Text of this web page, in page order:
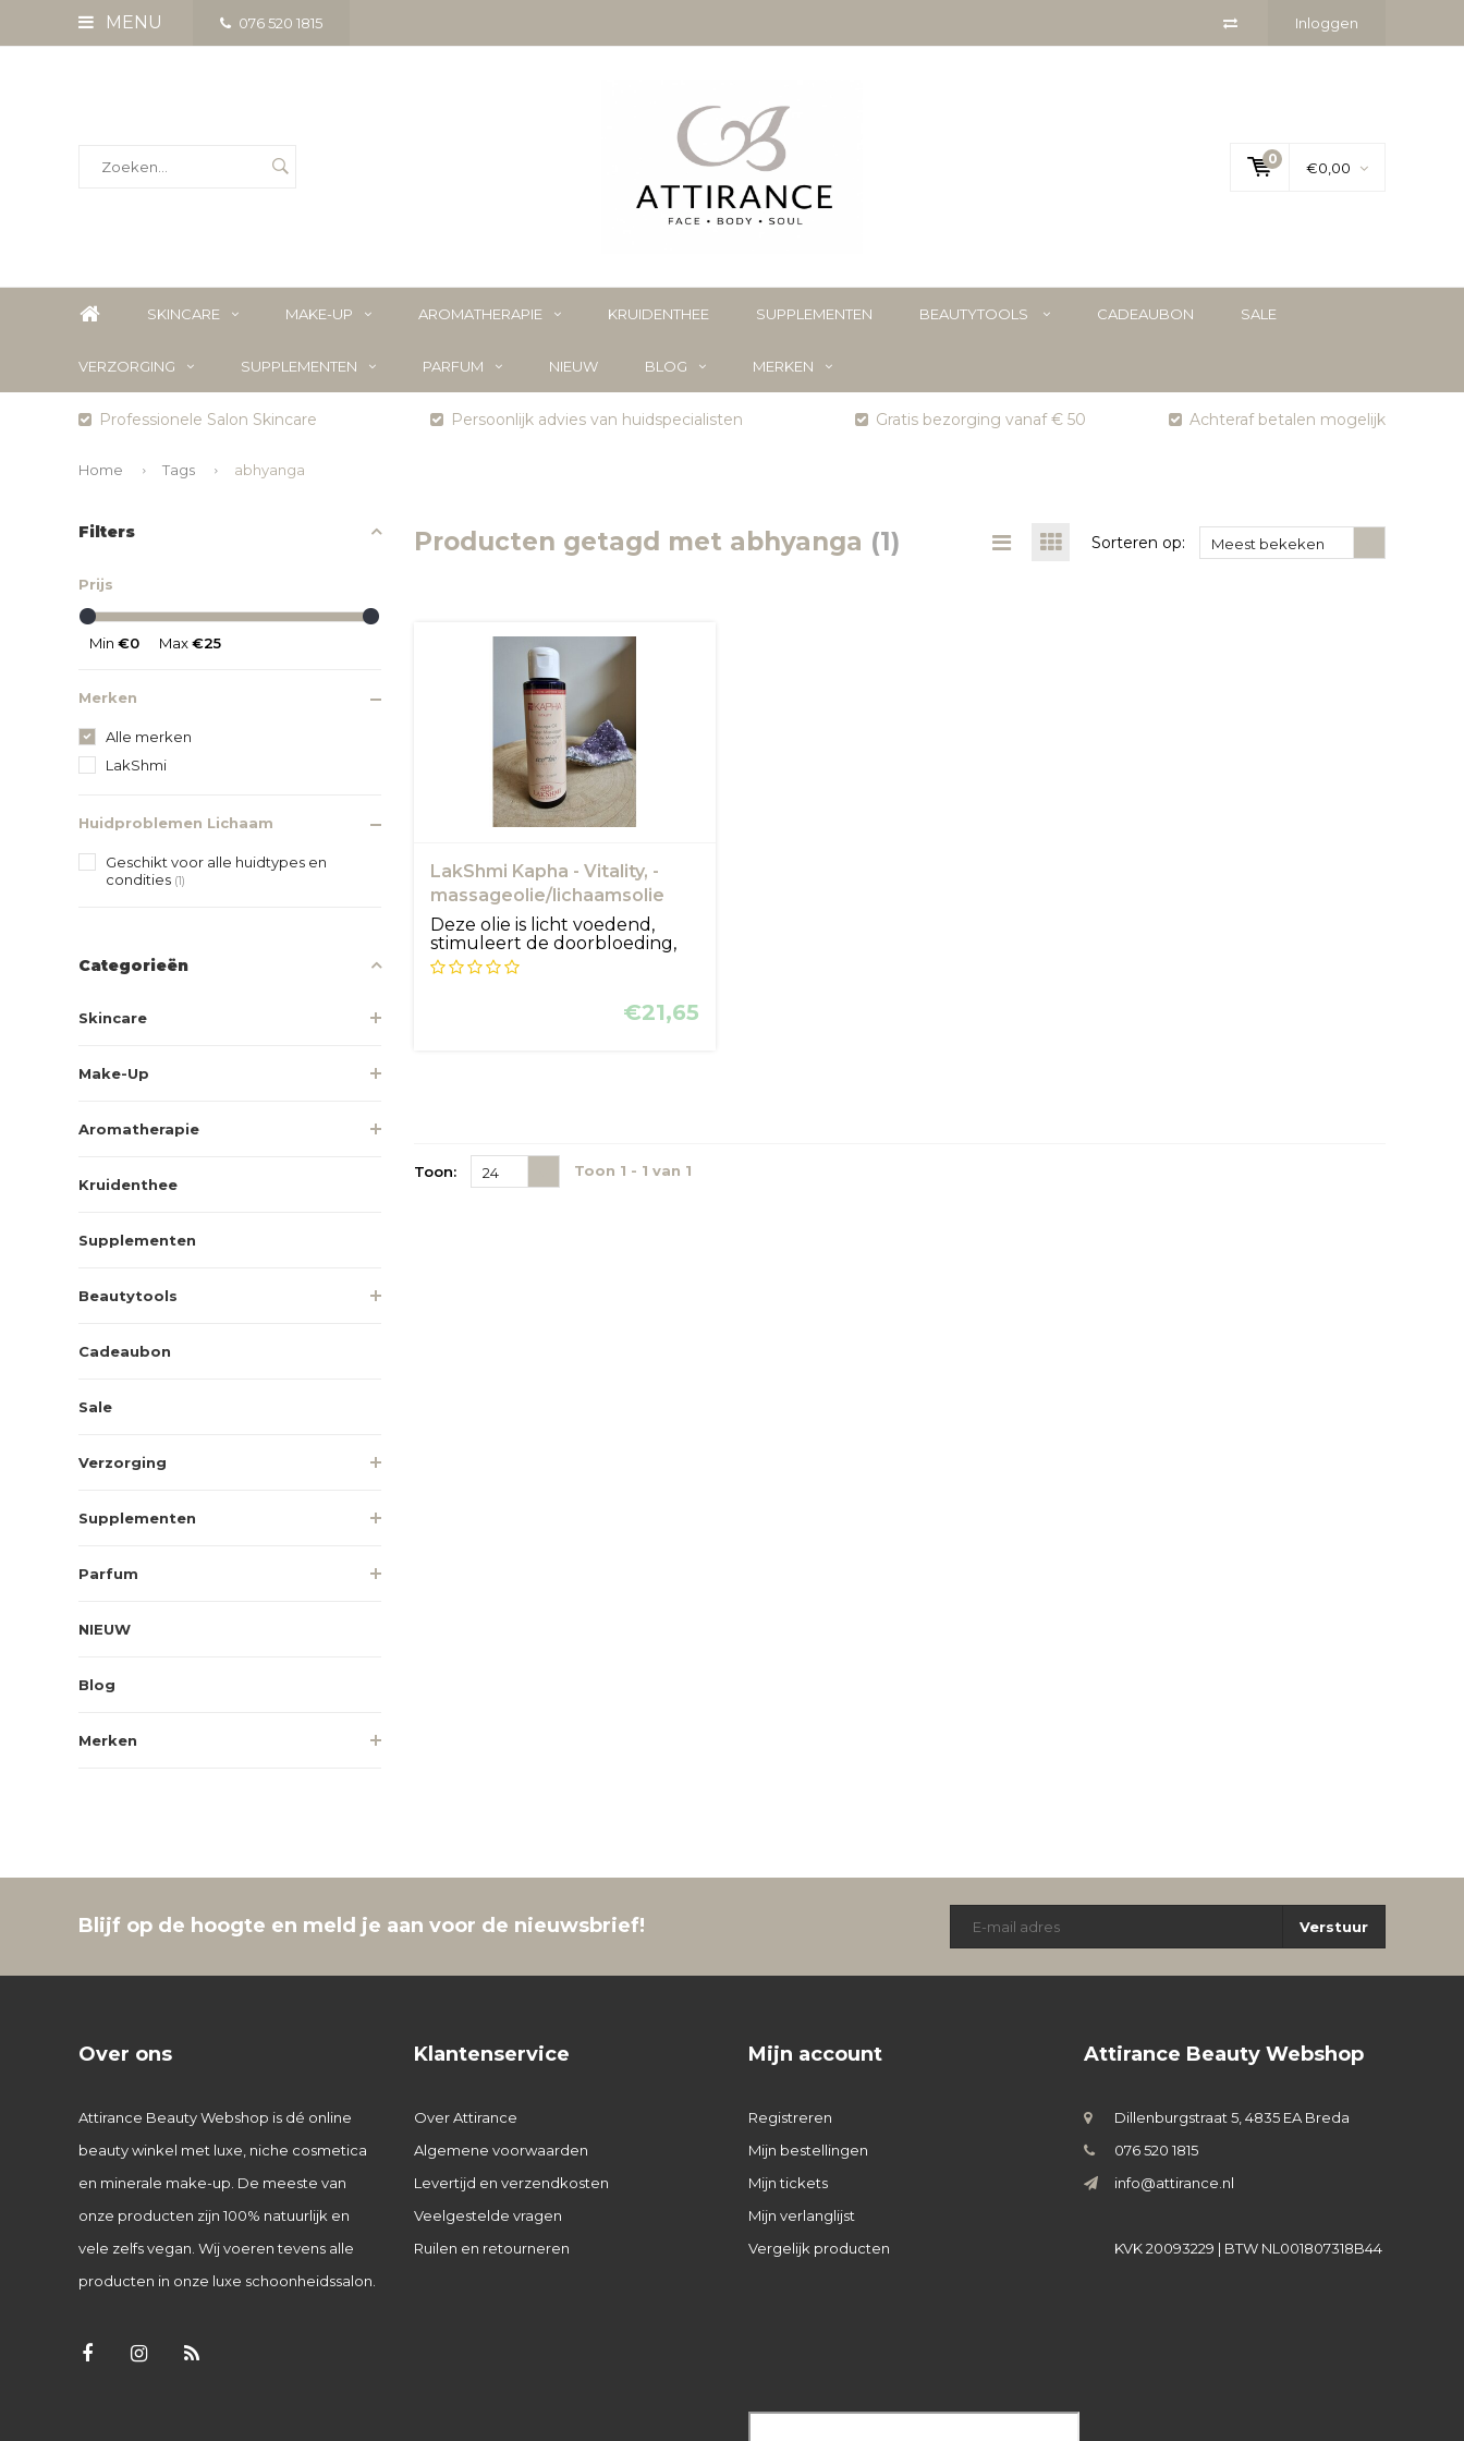
MENU 076 520 1815 Inloggen
0
€0,00
SKINCARE MAKE-UP AROMATHERAPIE KRUIDENTHEE SUPPLEMENTEN BEAUTYTOOLS CADEAUBON SALE
VERZORGING SUPPLEMENTEN PARFUM NIEUW BLOG MERKEN
Professionele Salon Skincare Persoonlijk advies van huidspecialisten Gratis bezorging vanaf € 50 Achteraf betalen mogelijk
Home Tags abhyanga
Filters
Prijs
Min €0 Max€25
Merken
Alle merken
LakShmi
Huidproblemen Lichaam
Geschikt voor alle huidtypes en
condities (1)
Categorieën
Skincare
Make-Up
Aromatherapie
Kruidenthee
Supplementen
Beautytools
Cadeaubon
Sale
Verzorging
Supplementen
Parfum
NIEUW
Blog
Merken
Producten getagd met abhyanga (1) Sorteren op: Meest bekeken
LakShmi Kapha - Vitality, -
massageolie/lichaamsolie
Deze olie is licht voedend,
stimuleert de doorbloeding,
geef...
€21,65
Toon: 24 Toon 1 - 1 van 1
Blijf op de hoogte en meld je aan voor de nieuwsbrief! Verstuur
Over ons
Attirance Beauty Webshop is dé online
beauty winkel met luxe, niche cosmetica
en minerale make-up. De meeste van
onze producten zijn 100% natuurlijk en
vele zelfs vegan. Wij voeren tevens alle
producten in onze luxe schoonheidssalon.
Klantenservice
Over Attirance
Algemene voorwaarden
Levertijd en verzendkosten
Veelgestelde vragen
Ruilen en retourneren
Mijn account
Registreren
Mijn bestellingen
Mijn tickets
Mijn verlanglijst
Vergelijk producten
Attirance Beauty Webshop
Dillenburgstraat 5, 4835 EA Breda
076 520 1815
info@attirance.nl
KVK 20093229 | BTW NL001807318B44